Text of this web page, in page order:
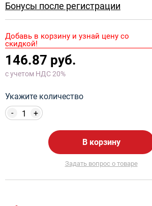
Бонусы после регистрации
Добавь в корзину и узнай цену со
скидкой!
146.87 руб.
с учетом НДС 20%
Укажите количество
+
-
В корзину
Задать вопрос о товаре